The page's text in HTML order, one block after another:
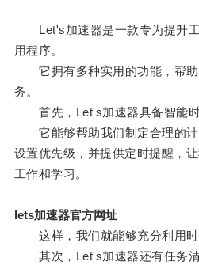
Let's加速器是一款专为提升工
用程序。
它拥有多种实用的功能，帮助
务。
首先，Let's加速器具备智能时
它能够帮助我们制定合理的计
设置优先级，并提供定时提醒，
工作和学习。
lets加速器官方网址
这样，我们就能够充分利用时
其次，Let's加速器还有任务清